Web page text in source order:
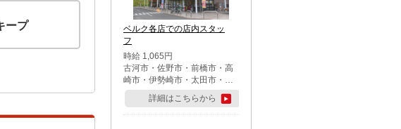
ープ
ベルク各店での店内スタッ
フ
時給 1,065円
古河市・佐野市・前橋市・高
崎市・伊勢崎市・太田市・館
林市・藤岡市・大泉町・さい
たま市北区・川越市・熊谷
市・行田市・秩父市・所沢
詳細はこちらから